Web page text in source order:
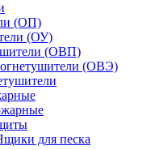
(ОП)
(ОУ)
(ОВП)
(ОВЭ)
для песка